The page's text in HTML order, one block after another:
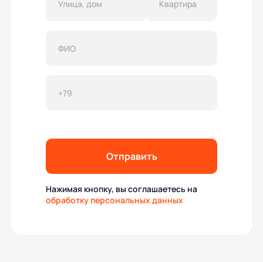
Отправить
Нажимая кнопку, вы соглашаетесь на
обработку персональных данных